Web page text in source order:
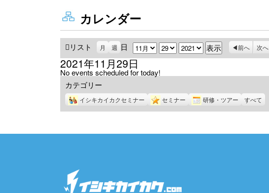
カレンダー
リスト
示
月 週 日 月 日 年 前へ 次へ
2021年11月29日
No events scheduled for today!
カテゴリー
イシキカイカクセミナー セミナー 研修・ツアー すべて